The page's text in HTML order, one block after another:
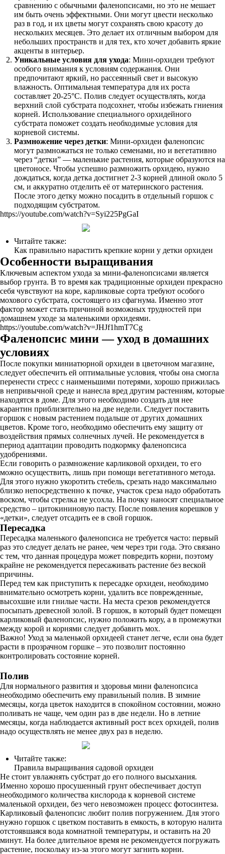
сравнению с обычными фаленопсисами, но это не мешает
им быть очень эффектными. Они могут цвести несколько
раз в год, и их цветы могут сохранять свою красоту до
нескольких месяцев. Это делает их отличным выбором для
небольших пространств и для тех, кто хочет добавить яркие
акценты в интерьер.
Уникальные условия для ухода: Мини-орхидеи требуют
особого внимания к условиям содержания. Они
предпочитают яркий, но рассеянный свет и высокую
влажность. Оптимальная температура для их роста
составляет 20-25°C. Полив следует осуществлять, когда
верхний слой субстрата подсохнет, чтобы избежать гниения
корней. Использование специального орхидейного
субстрата поможет создать необходимые условия для
корневой системы.
Размножение через детки: Мини-орхидеи фаленопсис
могут размножаться не только семенами, но и вегетативно
через “детки” — маленькие растения, которые образуются на
цветоносе. Чтобы успешно размножить орхидею, нужно
дождаться, когда детка достигнет 2-3 корней длиной около 5
см, и аккуратно отделить её от материнского растения.
После этого детку можно посадить в отдельный горшок с
подходящим субстратом.
https://youtube.com/watch?v=Syi225PgGaI
Читайте также:
Как правильно нарастить крепкие корни у детки орхидеи
Особенности выращивания
Ключевым аспектом ухода за мини-фаленопсисами является
выбор грунта. В то время как традиционные орхидеи прекрасно
себя чувствуют на коре, карликовые сорта требуют особого
мохового субстрата, состоящего из сфагнума. Именно этот
фактор может стать причиной возможных трудностей при
домашнем уходе за маленькими орхидеями.
https://youtube.com/watch?v=JHJf1hmT7Cg
Фаленопсис мини — уход в домашних
условиях
После покупки миниатюрной орхидеи в цветочном магазине,
следует обеспечить ей оптимальные условия, чтобы она смогла
перенести стресс с наименьшими потерями, хорошо прижилась
в непривычной среде и нанесла вред другим растениям, которые
находятся в доме. Для этого необходимо создать для нее
карантин приблизительно на две недели. Следует поставить
горшок с новым растением подальше от других домашних
цветов. Кроме того, необходимо обеспечить ему защиту от
воздействия прямых солнечных лучей. Не рекомендуется в
период адаптации проводить подкормку фаленопсиса
удобрениями.
Если говорить о размножение карликовой орхидеи, то его
можно осуществить, лишь при помощи вегетативного метода.
Для этого нужно укоротить стебель, срезать надо максимально
близко непосредственно к почке, участок среза надо обработать
воском, чтобы стрелка не усохла. На почку наносят специальное
средство – цитокининовую пасту. После появления корешков у
«детки», следует отсадить ее в свой горшок.
Пересадка
Пересадка маленького фаленопсиса не требуется часто: первый
раз это следует делать не ранее, чем через три года. Это связано
с тем, что данная процедура может повредить корни, поэтому
крайне не рекомендуется пересаживать растение без веской
причины.
Перед тем как приступить к пересадке орхидеи, необходимо
внимательно осмотреть корни, удалить все поврежденные,
высохшие или гнилые части. На места срезов рекомендуется
посыпать древесной золой. В горшок, в который будет помещен
карликовый фаленопсис, нужно положить кору, а в промежутки
между корой и корнями следует добавить мох.
Важно! Уход за маленькой орхидеей станет легче, если она будет
расти в прозрачном горшке – это позволит постоянно
контролировать состояние корней.
Полив
Для нормального развития и здоровья мини фаленопсиса
необходимо обеспечить ему правильный полив. В зимние
месяцы, когда цветок находится в спокойном состоянии, можно
поливать не чаще, чем один раз в две недели. Но в летние
месяцы, когда наблюдается активный рост всех орхидей, полив
надо осуществлять не менее двух раз в неделю.
Читайте также:
Правила выращивания садовой орхидеи
Не стоит увлажнять субстрат до его полного высыхания.
Именно хорошо просушенный грунт обеспечивает доступ
необходимого количества кислорода к корневой системе
маленькой орхидеи, без чего невозможен процесс фотосинтеза.
Карликовый фаленопсис любит полив погружением. Для этого
нужно горшок с цветком поставить в емкость, в которую налита
отстоявшаяся вода комнатной температуры, и оставить на 20
минут. На более длительное время не рекомендуется погружать
растение, поскольку из-за этого могут загнить корни.